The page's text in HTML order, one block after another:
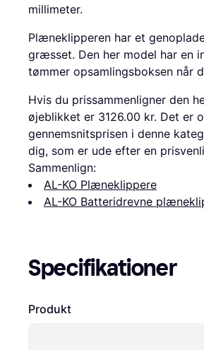
millimeter.
Plæneklipperen har et
græsset. Den her model har en
tømmer opsamlingsboksen når
Hvis du prissammenligner den
øjeblikket er 3126.00 kr. Det er
gennemsnitsprisen i denne
dig, som er ude efter en
Sammenlign:
AL-KO Plæneklippere
AL-KO Batteridrevne
Specifikationer
Produkt